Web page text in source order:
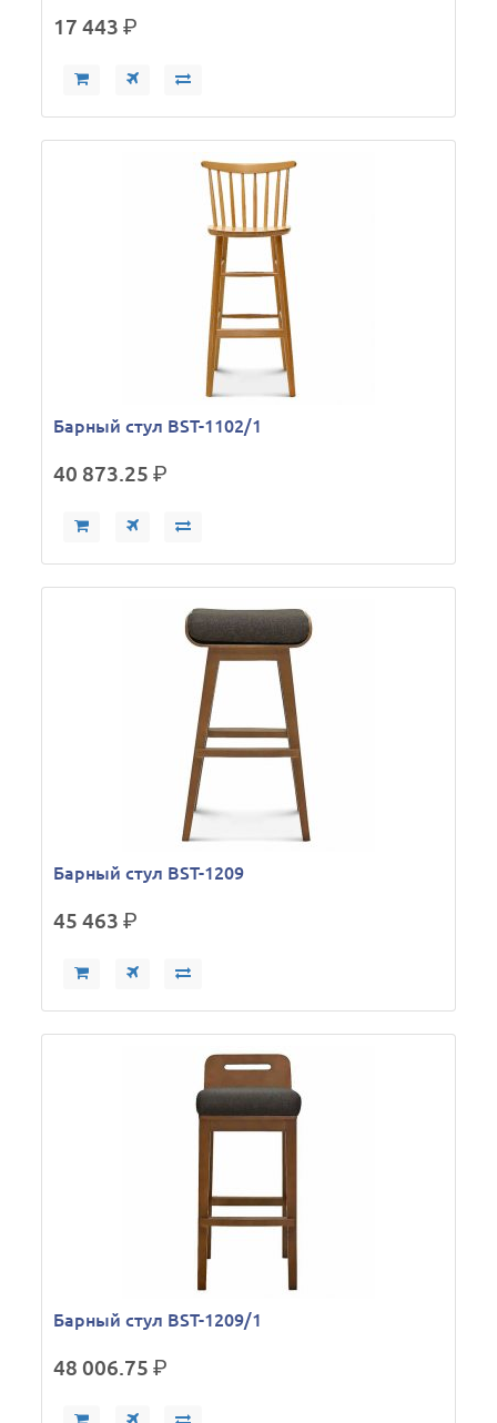
17 443р.
Барный стул BST-1102/1
40 873.25р.
Барный стул BST-1209
45 463р.
Барный стул BST-1209/1
48 006.75р.